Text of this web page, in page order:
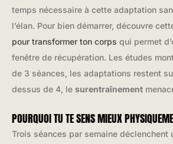
temps nécessaire à cette adaptation
l’élan. Pour bien démarrer, découvre
pour transformer ton corps qui permet
fenêtre de récupération. Les études
de 3 séances, les adaptations restent
dessus de 4, le surentraînement
POURQUOI TU TE SENS MIEUX
Trois séances par semaine déclenchent